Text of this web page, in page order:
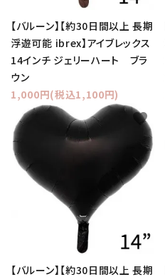
【バルーン】【約30日間以上 長期
浮遊可能 ibrex】アイブレックス
14インチ ジェリーハート ブラ
ウン
1,000円(税込1,100円)
【バルーン】【約30日間以上 長期
favorite